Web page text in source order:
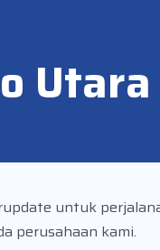
Utara
untuk
perusahaan kami.